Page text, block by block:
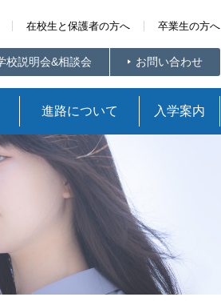
在校生と保護者の方へ 卒業生の方へ
校説明会&相談会 お問い合わせ
進路について 入学案内